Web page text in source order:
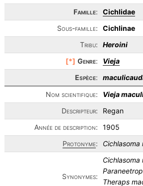
Famille:
Cichlidae
Sous-famille:
Cichlinae
Tribu:
Heroini
[*] Genre:
Vieja
Espèce:
Nom scientifique:
Vieja
Descripteur:
Regan
Année de description:
1905
Protonyme: Cichlasoma
Synonymes:
Cichlasoma
Theraps